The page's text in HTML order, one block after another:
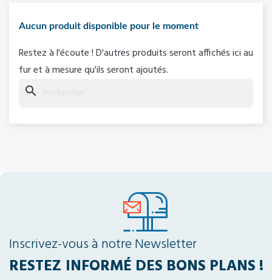
Aucun produit disponible pour le moment
Restez à l'écoute ! D'autres produits seront affichés ici au
fur et à mesure qu'ils seront ajoutés.
search
Inscrivez-vous à notre Newsletter
RESTEZ INFORMÉ DES BONS PLANS !